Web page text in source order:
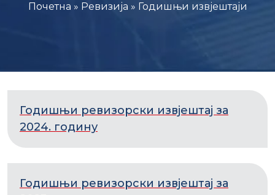
Почетна » Ревизија » Годишњи извјештаји
Годишњи ревизорски извјештај за
2024. годину
Годишњи ревизорски извјештај за